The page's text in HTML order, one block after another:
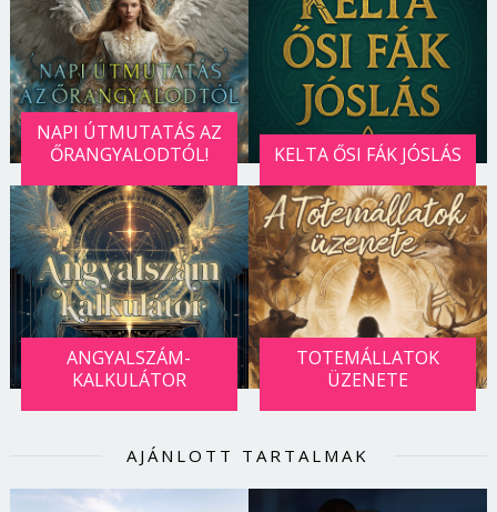
NAPI ÚTMUTATÁS AZ
ŐRANGYALODTÓL!
KELTA ŐSI FÁK JÓSLÁS
ANGYALSZÁM-
KALKULÁTOR
TOTEMÁLLATOK
ÜZENETE
AJÁNLOTT TARTALMAK